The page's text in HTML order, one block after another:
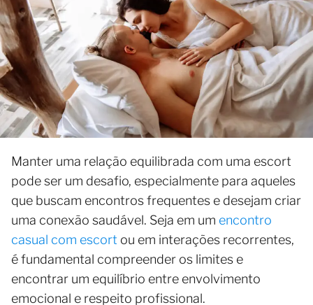
Manter uma relação equilibrada com uma escort
pode ser um desafio, especialmente para aqueles
que buscam encontros frequentes e desejam criar
uma conexão saudável. Seja em um encontro
casual com escort ou em interações recorrentes,
é fundamental compreender os limites e
encontrar um equilíbrio entre envolvimento
emocional e respeito profissional.